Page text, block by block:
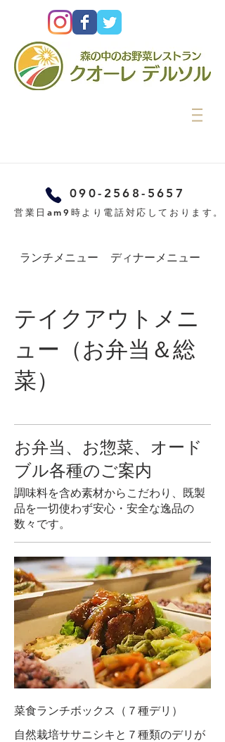
090-2568-5657
営業日am9時より電話対応しております。
ランチメニュー ディナーメニュー
テイクアウトメニ
ュー（お弁当＆総
菜）
お弁当、お惣菜、オード
ブル各種のご案内
調味料を含め素材からこだわり、既製
品を一切使わず安心・安全な逸品の
数々です。
菜食ランチボックス（７種デリ）
自然栽培ササニシキと７種類のデリが